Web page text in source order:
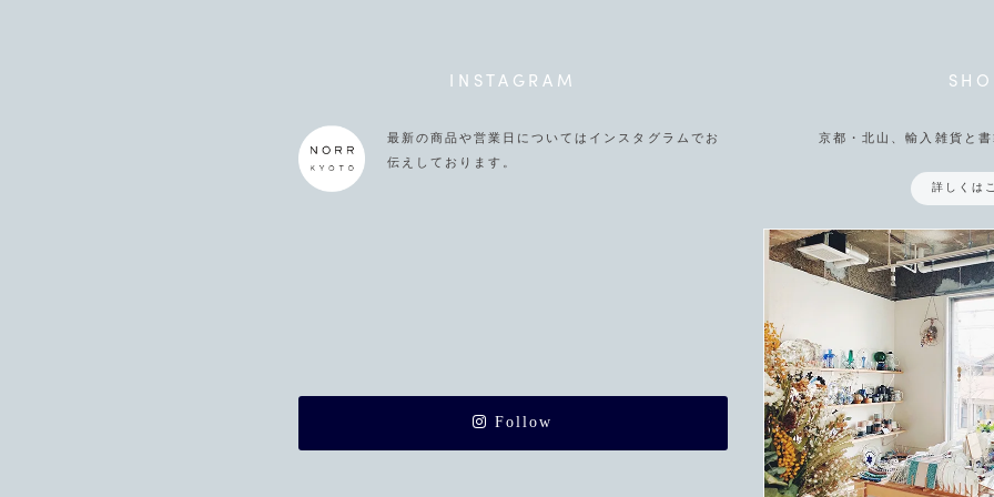
INSTAGRAM
最新の商品や営業日についてはインスタグラムでお
伝えしております。
Follow
京都・北山、輸入雑貨と
詳しくは